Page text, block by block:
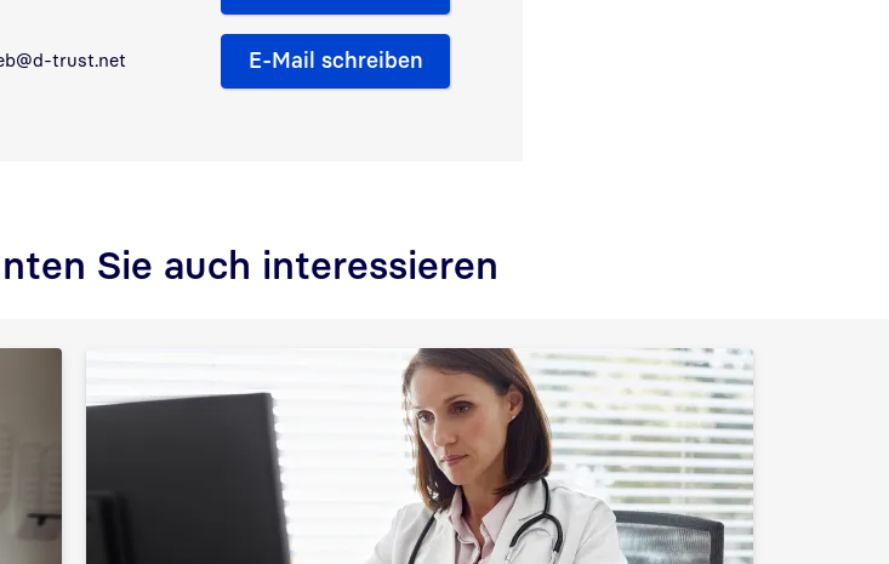
trust.net E-Mail schreiben
Sie auch interessieren